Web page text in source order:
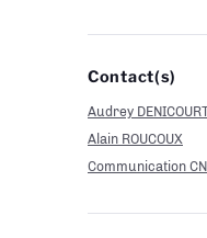
Contact(s)
Audrey
Alain ROUCOUX
Communication